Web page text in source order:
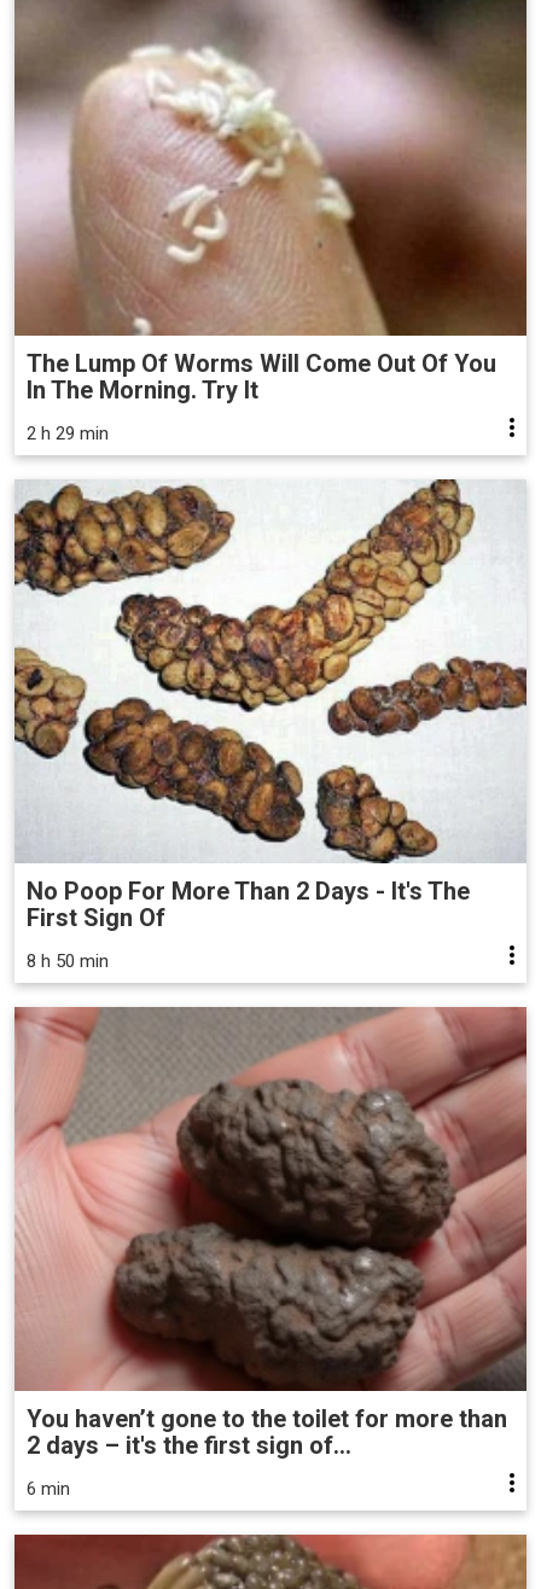
The Lump Of Worms Will Come Out Of You
In The Morning. Try It
2 h 29 min
No Poop For More Than 2 Days - It's The
First Sign Of
8 h 50 min
You haven’t gone to the toilet for more than
2 days – it's the first sign of...
6 min